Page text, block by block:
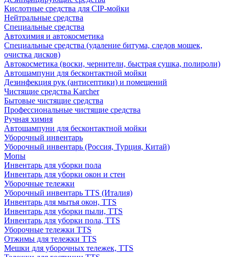
Кислотные средства для CIP-мойки
Нейтральные средства
Специальные средства
Автохимия и автокосметика
Специальные средства (удаление битума, следов мошек,
очистка дисков)
Автокосметика (воски, чернители, быстрая сушка, полироли)
Автошампуни для бесконтактной мойки
Дезинфекция рук (антисептики) и помещений
Чистящие средства Karcher
Бытовые чистящие средства
Профессиональные чистящие средства
Ручная химия
Автошампуни для бесконтактной мойки
Уборочный инвентарь
Уборочный инвентарь (Россия, Турция, Китай)
Мопы
Инвентарь для уборки пола
Инвентарь для уборки окон и стен
Уборочные тележки
Уборочный инвентарь TTS (Италия)
Инвентарь для мытья окон, TTS
Инвентарь для уборки пыли, TTS
Инвентарь для уборки пола, TTS
Уборочные тележки TTS
Отжимы для тележки TTS
Мешки для уборочных тележек, TTS